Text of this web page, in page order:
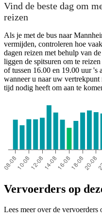
Vind de beste dag om
reizen
Als je met de bus naar
vermijden, controleren hoe
dagen reizen met behulp van
liggen de spitsuren om te
of tussen 16.00 en 19.00 uur 's
wanneer u naar uw
tijd nodig heeft om aan te
Vervoerders op
Lees meer over de vervoerders